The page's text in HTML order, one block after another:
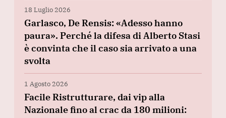
18 Luglio 2026
Garlasco, De Rensis: «Adesso hanno
paura». Perché la difesa di Alberto Stasi
è convinta che il caso sia arrivato a una
svolta
1 Agosto 2026
Facile Ristrutturare, dai vip alla
Nazionale fino al crac da 180 milioni: